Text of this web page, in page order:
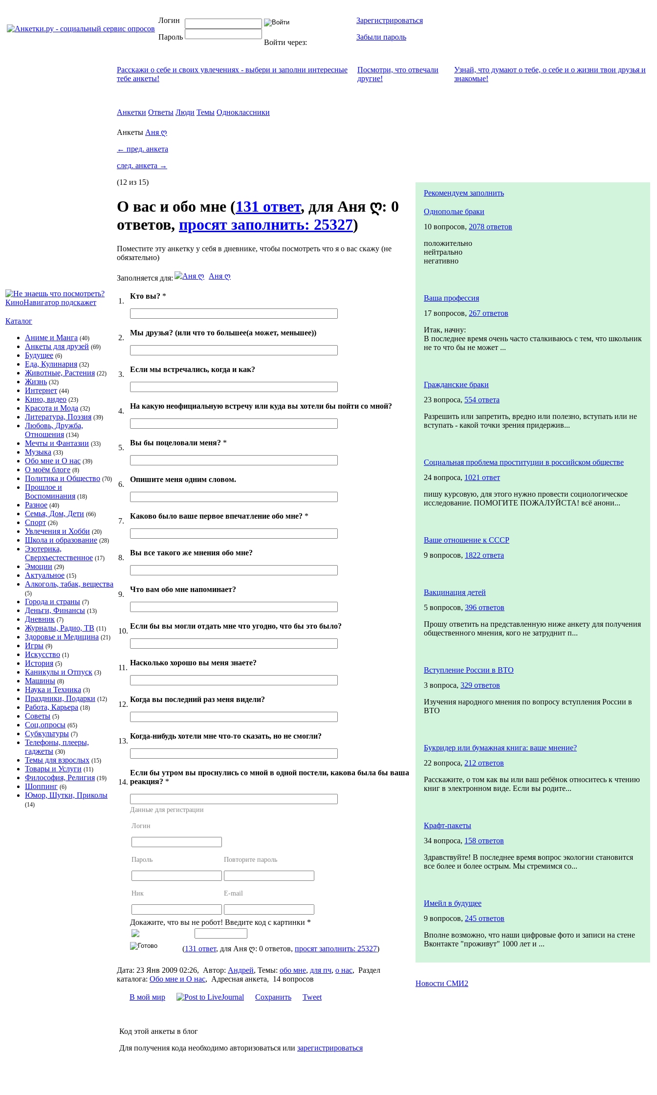
Логин
Пароль
Войти через:
Зарегистрироваться
Забыли пароль
Каталог
Аниме и Манга (40)
Анкеты для друзей (69)
Будущее (6)
Еда, Кулинария (32)
Животные, Растения (22)
Жизнь (32)
Интернет (44)
Кино, видео (23)
Красота и Мода (32)
Литература, Поэзия (39)
Любовь, Дружба,
Отношения (134)
Мечты и Фантазии (33)
Музыка (33)
Обо мне и О нас (39)
О моём блоге (8)
Политика и Общество (70)
Прошлое и
Воспоминания (18)
Разное (40)
Семья, Дом, Дети (66)
Спорт (26)
Увлечения и Хобби (20)
Школа и образование (28)
Эзотерика,
Сверхъестественное (17)
Эмоции (29)
Актуальное (15)
Алкоголь, табак, вещества
(5)
Города и страны (7)
Деньги, Финансы (13)
Дневник (7)
Журналы, Радио, ТВ (11)
Здоровье и Медицина (21)
Игры (9)
Искусство (1)
История (5)
Каникулы и Отпуск (3)
Машины (8)
Наука и Техника (3)
Праздники, Подарки (12)
Работа, Карьера (18)
Советы (5)
Соц.опросы (65)
Субкультуры (7)
Телефоны, плееры,
гаджеты (30)
Темы для взрослых (15)
Товары и Услуги (11)
Философия, Религия (19)
Шоппинг (6)
Юмор, Шутки, Приколы
(14)
Расскажи о себе и своих увлечениях - выбери и заполни интересные
тебе анкеты!
Посмотри, что отвeчали
другие!
Узнай, что думают о тебе, о себе и о жизни твои друзья и
знакомые!
Анкетки Ответы Люди Темы Одноклассники
Анкеты Аня ღ
← пред. анкета
след. анкета →
(12 из 15)
О вас и обо мне (131 ответ, для Аня ღ: 0
ответов, просят заполнить: 25327)
Поместите эту анкетку у себя в дневнике, чтобы посмотреть что я о вас скажу (не
обязательно)
Заполняется для: Аня ღ
1.
Кто вы? *
2.
Мы друзья? (или что то большее(а может, меньшее))
3.
Если мы встречались, когда и как?
4.
На какую неофициальную встречу или куда вы хотели бы пойти со мной?
5.
Вы бы поцеловали меня? *
6.
Опишите меня одним словом.
7.
Каково было ваше первое впечатление обо мне? *
8.
Вы все такого же мнения обо мне?
9.
Что вам обо мне напоминает?
10.
Если бы вы могли отдать мне что угодно, что бы это было?
11.
Насколько хорошо вы меня знаете?
12.
Когда вы последний раз меня видели?
13.
Когда-нибудь хотели мне что-то сказать, но не смогли?
14.
Если бы утром вы проснулись со мной в одной постели, какова была бы ваша
реакция? *
Данные для регистрации
Логин
Пароль Повторите пароль
Ник E-mail
Докажите, что вы не робот! Введите код с картинки *
(131 ответ, для Аня ღ: 0 ответов, просят заполнить: 25327)
Дата: 23 Янв 2009 02:26, Автор: Андрей, Темы: обо мне, для пч, о нас, Раздел
каталога: Обо мне и О нас, Адресная анкета, 14 вопросов
В мой мир Сохранить Tweet
Код этой анкеты в блог
Для получения кода необходимо авторизоваться или зарегистрироваться
Рекомендуем заполнить
Однополые браки
10 вопросов, 2078 ответов
положительно
нейтрально
негативно
Ваша профессия
17 вопросов, 267 ответов
Итак, начну:
В последнее время очень часто сталкиваюсь с тем, что школьник
не то что бы не может ...
Гражданские браки
23 вопроса, 554 ответа
Разрешить или запретить, вредно или полезно, вступать или не
вступать - какой точки зрения придержив...
Социальная проблема проституции в российском обществе
24 вопроса, 1021 ответ
пишу курсовую, для этого нужно провести социологическое
исследование. ПОМОГИТЕ ПОЖАЛУЙСТА! всё анони...
Ваше отношение к СССР
9 вопросов, 1822 ответа
Вакцинация детей
5 вопросов, 396 ответов
Прошу ответить на представленную ниже анкету для получения
общественного мнения, кого не затруднит п...
Вступление России в ВТО
3 вопроса, 329 ответов
Изучения народного мнения по вопросу вступления России в
ВТО
Букридер или бумажная книга: ваше мнение?
22 вопроса, 212 ответов
Расскажите, о том как вы или ваш ребёнок относитесь к чтению
книг в электронном виде. Если вы родите...
Крафт-пакеты
34 вопроса, 158 ответов
Здравствуйте! В последнее время вопрос экологии становится
все более и более острым. Мы стремимся со...
Имейл в будущее
9 вопросов, 245 ответов
Вполне возможно, что наши цифровые фото и записи на стене
Вконтакте "проживут" 1000 лет и ...
Новости СМИ2